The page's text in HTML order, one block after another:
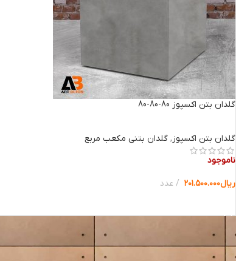
گلدان بتن اکسپوز 80-80-80
گلدان بتن اکسپوز, گلدان بتنی مکعب مربع
ناموجود
ریال۲۰۱.۵۰۰.۰۰۰ عدد